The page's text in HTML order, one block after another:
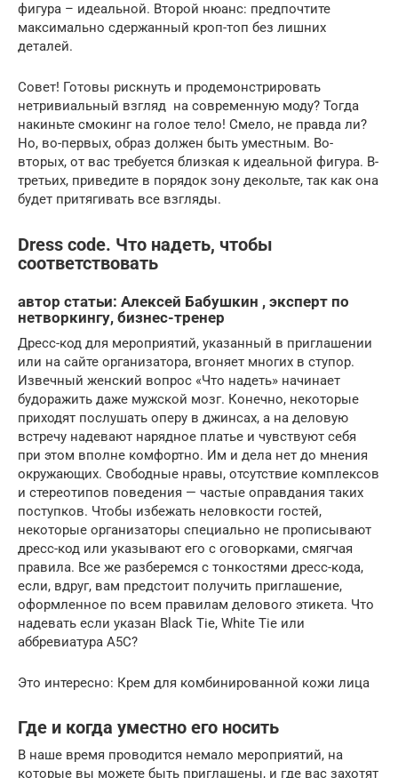
фигура – идеальной. Второй нюанс: предпочтите
максимально сдержанный кроп-топ без лишних
деталей.
Совет! Готовы рискнуть и продемонстрировать
нетривиальный взгляд на современную моду? Тогда
накиньте смокинг на голое тело! Смело, не правда ли?
Но, во-первых, образ должен быть уместным. Во-
вторых, от вас требуется близкая к идеальной фигура. В-
третьих, приведите в порядок зону декольте, так как она
будет притягивать все взгляды.
Dress code. Что надеть, чтобы
соответствовать
автор статьи: Алексей Бабушкин , эксперт по
нетворкингу, бизнес-тренер
Дресс-код для мероприятий, указанный в приглашении
или на сайте организатора, вгоняет многих в ступор.
Извечный женский вопрос «Что надеть» начинает
будоражить даже мужской мозг. Конечно, некоторые
приходят послушать оперу в джинсах, а на деловую
встречу надевают нарядное платье и чувствуют себя
при этом вполне комфортно. Им и дела нет до мнения
окружающих. Свободные нравы, отсутствие комплексов
и стереотипов поведения — частые оправдания таких
поступков. Чтобы избежать неловкости гостей,
некоторые организаторы специально не прописывают
дресс-код или указывают его с оговорками, смягчая
правила. Все же разберемся с тонкостями дресс-кода,
если, вдруг, вам предстоит получить приглашение,
оформленное по всем правилам делового этикета. Что
надевать если указан Black Tie, White Tie или
аббревиатура A5C?
Это интересно: Крем для комбинированной кожи лица
Где и когда уместно его носить
В наше время проводится немало мероприятий, на
которые вы можете быть приглашены, и где вас захотят